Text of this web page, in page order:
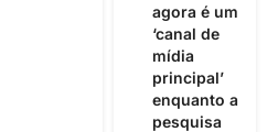
agora é um
‘canal de
mídia
principal’
enquanto a
pesquisa